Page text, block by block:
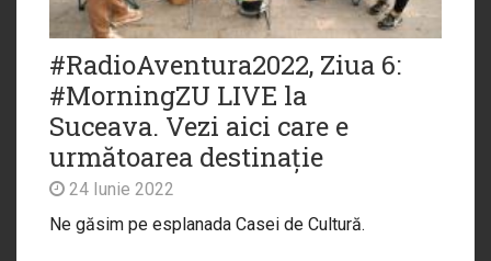
#RadioAventura2022, Ziua 6:
#MorningZU LIVE la
Suceava. Vezi aici care e
următoarea destinație
24 Iunie 2022
Ne găsim pe esplanada Casei de Cultură.